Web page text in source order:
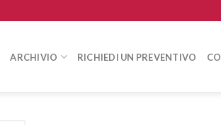
ARCHIVIO RICHIEDI UN PREVENTIVO